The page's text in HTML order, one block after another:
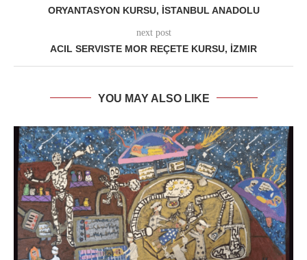
ORYANTASYON KURSU, İSTANBUL ANADOLU
next post
ACIL SERVISTE MOR REÇETE KURSU, İZMIR
YOU MAY ALSO LIKE